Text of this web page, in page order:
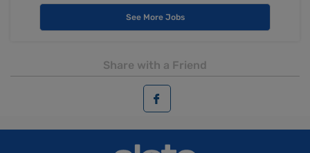
See More Jobs
Share with a Friend